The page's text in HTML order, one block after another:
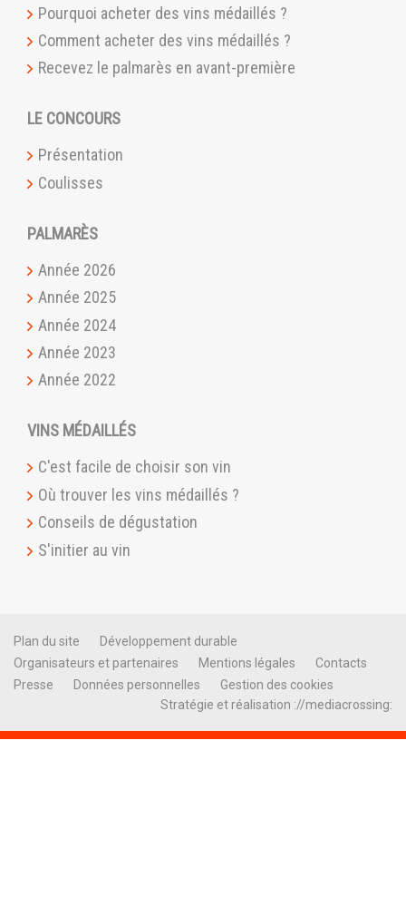
Pourquoi acheter des vins médaillés ?
Comment acheter des vins médaillés ?
Recevez le palmarès en avant-première
LE CONCOURS
Présentation
Coulisses
PALMARÈS
Année 2026
Année 2025
Année 2024
Année 2023
Année 2022
VINS MÉDAILLÉS
C'est facile de choisir son vin
Où trouver les vins médaillés ?
Conseils de dégustation
S'initier au vin
Plan du site
Développement durable
Organisateurs et partenaires
Mentions légales
Contacts
Presse
Données personnelles
Gestion des cookies
Stratégie et réalisation ://mediacrossing: